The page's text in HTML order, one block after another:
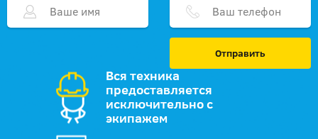
Отправить
Вся техника
предоставляется
исключительно с
экипажем